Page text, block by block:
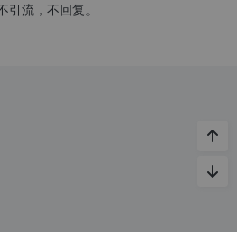
引流，不回复。